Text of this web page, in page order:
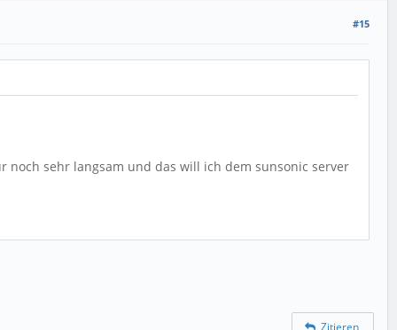
#15
sehr langsam und das will ich dem sunsonic server
Zitieren